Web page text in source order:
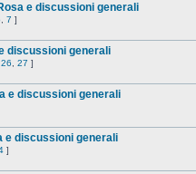
e discussioni generali
7 ]
discussioni generali
26 27 ]
e discussioni generali
e discussioni generali
]